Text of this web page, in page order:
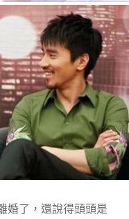
婚了，還說得頭頭是